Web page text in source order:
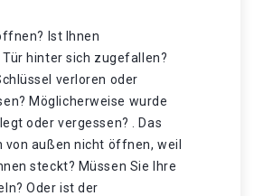
Ist Ihnen
hinter sich zugefallen?
verloren oder
Möglicherweise wurde
oder vergessen? . Das
von außen nicht öffnen, weil
steckt? Müssen Sie Ihre
Oder ist der